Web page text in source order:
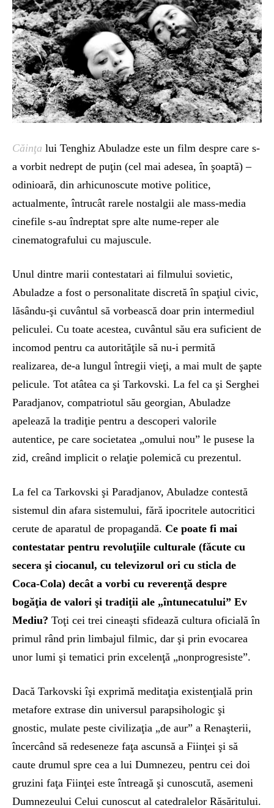
Căinţa lui Tenghiz Abuladze este un film despre care s-
a vorbit nedrept de puţin (cel mai adesea, în şoaptă) –
odinioară, din arhicunoscute motive politice,
actualmente, întrucât rarele nostalgii ale mass-media
cinefile s-au îndreptat spre alte nume-reper ale
cinematografului cu majuscule.
Unul dintre marii contestatari ai filmului sovietic,
Abuladze a fost o personalitate discretă în spaţiul civic,
lăsându-şi cuvântul să vorbească doar prin intermediul
peliculei. Cu toate acestea, cuvântul său era suficient de
incomod pentru ca autorităţile să nu-i permită
realizarea, de-a lungul întregii vieţi, a mai mult de şapte
pelicule. Tot atâtea ca şi Tarkovski. La fel ca şi Serghei
Paradjanov, compatriotul său georgian, Abuladze
apelează la tradiţie pentru a descoperi valorile
autentice, pe care societatea „omului nou” le pusese la
zid, creând implicit o relaţie polemică cu prezentul.
La fel ca Tarkovski şi Paradjanov, Abuladze contestă
sistemul din afara sistemului, fără ipocritele autocritici
cerute de aparatul de propagandă. Ce poate fi mai
contestatar pentru revoluţiile culturale (făcute cu
secera şi ciocanul, cu televizorul ori cu sticla de
Coca-Cola) decât a vorbi cu reverenţă despre
bogăţia de valori şi tradiţii ale „întunecatului” Ev
Mediu? Toţi cei trei cineaşti sfidează cultura oficială în
primul rând prin limbajul filmic, dar şi prin evocarea
unor lumi şi tematici prin excelenţă „nonprogresiste”.
Dacă Tarkovski îşi exprimă meditaţia existenţială prin
metafore extrase din universul parapsihologic şi
gnostic, mulate peste civilizaţia „de aur” a Renaşterii,
încercând să redeseneze faţa ascunsă a Fiinţei şi să
caute drumul spre cea a lui Dumnezeu, pentru cei doi
gruzini faţa Fiinţei este întreagă şi cunoscută, asemeni
Dumnezeului Celui cunoscut al catedralelor Răsăritului.